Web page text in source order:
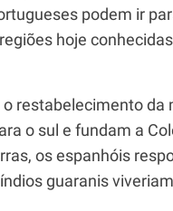
podem ir
hoje
restabelecimento da
o sul e fundam a
os espanhóis
guaranis